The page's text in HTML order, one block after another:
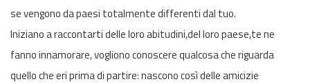
se vengono da paesi totalmente differenti dal tuo.
Iniziano a raccontarti delle loro abitudini,del loro paese,te ne
fanno innamorare, vogliono conoscere qualcosa che riguarda
quello che eri prima di partire: nascono così delle amicizie